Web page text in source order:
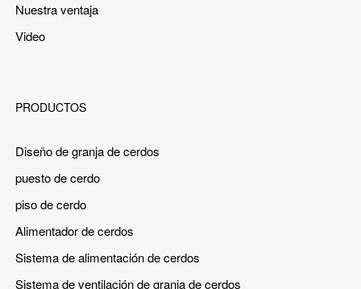
Nuestra ventaja
Video
PRODUCTOS
Diseño de granja de cerdos
puesto de cerdo
piso de cerdo
Alimentador de cerdos
Sistema de alimentación de cerdos
Sistema de ventilación de granja de cerdos